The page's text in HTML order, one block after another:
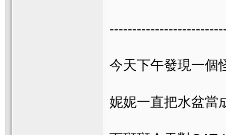
今天下午發現一個
妮妮一直把水盆當